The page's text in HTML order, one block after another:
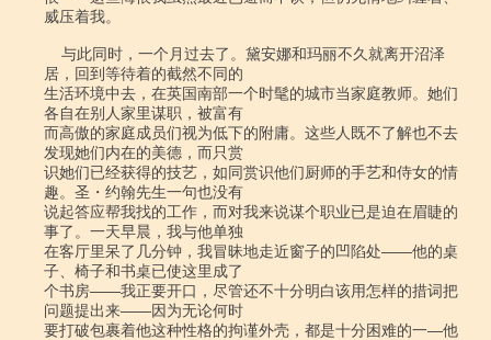
威压着我。
居，回到等待着的截然不同的
生活环境中去，在英国南部一个时髦的城市当家庭教师。她们
各自在别人家里谋职，被富有
而高傲的家庭成员们视为低下的附庸。这些人既不了解也不去
发现她们内在的美德，而只赏
识她们已经获得的技艺，如同赏识他们厨师的手艺和侍女的情
趣。圣・约翰先生一句也没有
说起答应帮我找的工作，而对我来说谋个职业已是迫在眉睫的
事了。一天早晨，我与他单独
在客厅里呆了几分钟，我冒昧地走近窗子的凹陷处――他的桌
子、椅子和书桌已使这里成了
个书房――我正要开口，尽管还不十分明白该用怎样的措词把
问题提出来――因为无论何时
要打破包裹着他这种性格的拘谨外壳，都是十分困难的一―他